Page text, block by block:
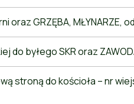
oraz GRZĘBA, MŁYNARZE,
do byłego SKR oraz
stroną do kościoła – nr